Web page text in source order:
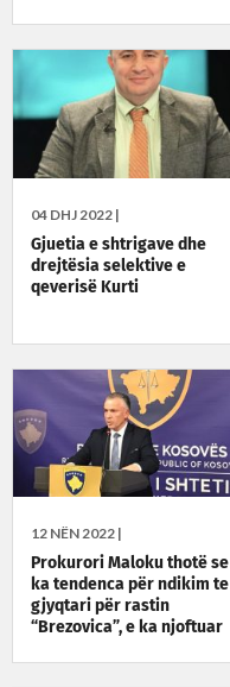
04 DHJ 2022 |
Gjuetia e shtrigave dhe
drejtësia selektive e
qeverisë Kurti
12 NËN 2022 |
Prokurori Maloku thotë se
ka tendenca për ndikim te
gjyqtari për rastin
“Brezovica”, e ka njoftuar